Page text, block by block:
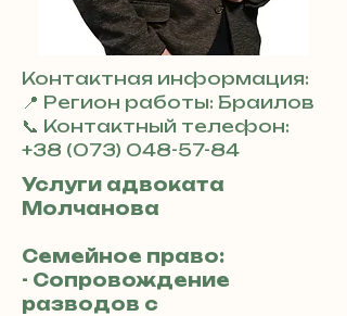
Контактная информация:
📍 Регион работы: Браилов
📞 Контактный телефон:
+38 (073) 048-57-84
Услуги адвоката
Молчанова
Семейное право:
- Сопровождение
разводов с